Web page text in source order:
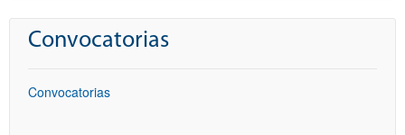
Convocatorias
Convocatorias